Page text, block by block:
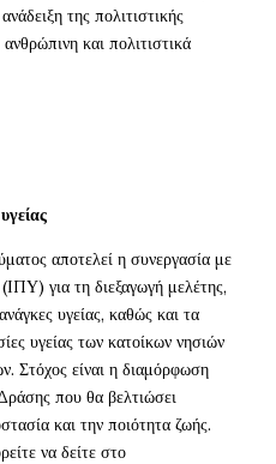
της πολιτιστικής
και πολιτιστικά
αποτελεί η συνεργασία με
για τη διεξαγωγή μελέτης,
υγείας, καθώς και τα
υγείας των κατοίκων νησιών
Στόχος είναι η διαμόρφωση
που θα βελτιώσει
και την ποιότητα ζωής.
να δείτε στο